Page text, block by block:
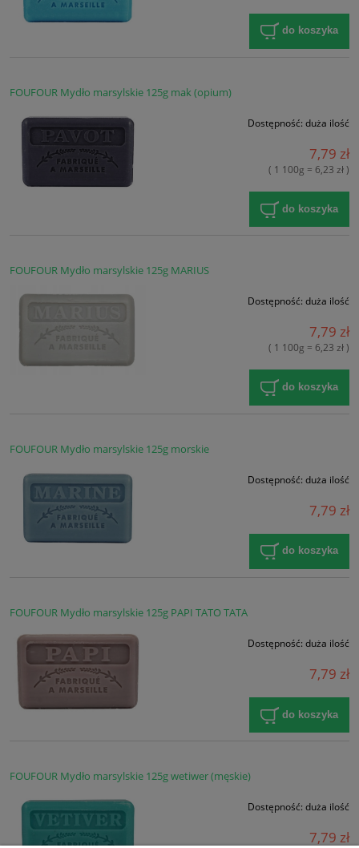
do koszyka
FOUFOUR Mydło marsylskie 125g mak (opium)
Dostępność: duża ilość
7,79 zł
( 1 100g = 6,23 zł )
do koszyka
FOUFOUR Mydło marsylskie 125g MARIUS
Dostępność: duża ilość
7,79 zł
( 1 100g = 6,23 zł )
do koszyka
FOUFOUR Mydło marsylskie 125g morskie
Dostępność: duża ilość
7,79 zł
do koszyka
FOUFOUR Mydło marsylskie 125g PAPI TATO TATA
Dostępność: duża ilość
7,79 zł
do koszyka
FOUFOUR Mydło marsylskie 125g wetiwer (męskie)
Dostępność: duża ilość
7,79 zł